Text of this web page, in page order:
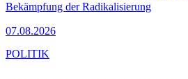
Bekämpfung der Radikalisierung
07.08.2026
POLITIK